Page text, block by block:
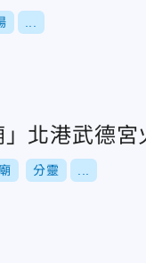
」北港武德
分靈